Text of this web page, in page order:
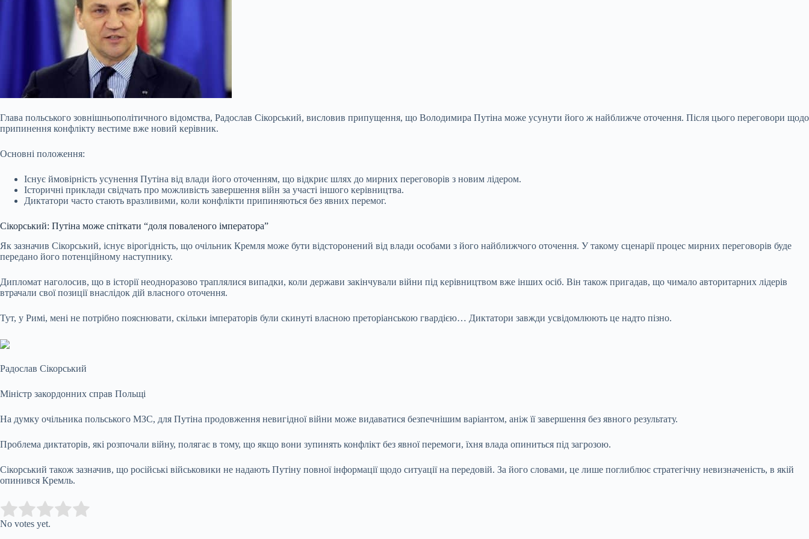
Глава польського зовнішньополітичного відомства, Радослав Сікорський, висловив припущення, що Володимира Путіна може усунути його ж найближче оточення. Після цього переговори щодо
припинення конфлікту вестиме вже новий керівник.
Основні положення:
Існує ймовірність усунення Путіна від влади його оточенням, що відкриє шлях до мирних переговорів з новим лідером.
Історичні приклади свідчать про можливість завершення війн за участі іншого керівництва.
Диктатори часто стають вразливими, коли конфлікти припиняються без явних перемог.
Сікорський: Путіна може спіткати “доля поваленого імператора”
Як зазначив Сікорський, існує вірогідність, що очільник Кремля може бути відсторонений від влади особами з його найближчого оточення. У такому сценарії процес мирних переговорів буде
передано його потенційному наступнику.
Дипломат наголосив, що в історії неодноразово траплялися випадки, коли держави закінчували війни під керівництвом вже інших осіб. Він також пригадав, що чимало авторитарних лідерів
втрачали свої позиції внаслідок дій власного оточення.
Тут, у Римі, мені не потрібно пояснювати, скільки імператорів були скинуті власною преторіанською гвардією… Диктатори завжди усвідомлюють це надто пізно.
Радослав Сікорський
Міністр закордонних справ Польщі
На думку очільника польського МЗС, для Путіна продовження невигідної війни може видаватися безпечнішим варіантом, аніж її завершення без явного результату.
Проблема диктаторів, які розпочали війну, полягає в тому, що якщо вони зупинять конфлікт без явної перемоги, їхня влада опиниться під загрозою.
Сікорський також зазначив, що російські військовики не надають Путіну повної інформації щодо ситуації на передовій. За його словами, це лише поглиблює стратегічну невизначеність, в якій
опинився Кремль.
Rate this item:
No votes yet.